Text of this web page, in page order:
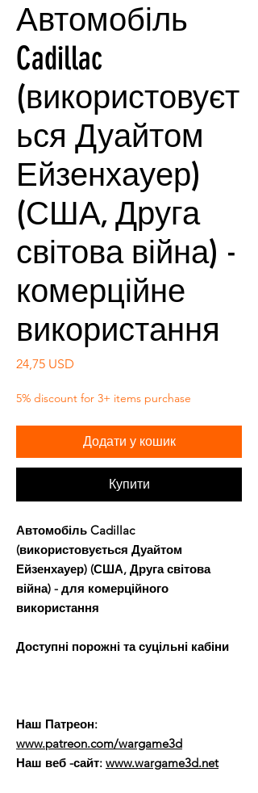
Автомобіль
Cadillac
(використовуєт
ься Дуайтом
Ейзенхауер)
(США, Друга
світова війна) -
комерційне
використання
24,75 USD
5% discount for 3+ items purchase
Додати у кошик
Купити
Автомобіль Cadillac
(використовується Дуайтом
Ейзенхауер) (США, Друга світова
війна) - для комерційного
використання
Доступні порожні та суцільні кабіни
Наш Патреон:
www.patreon.com/wargame3d
Наш веб -сайт: www.wargame3d.net